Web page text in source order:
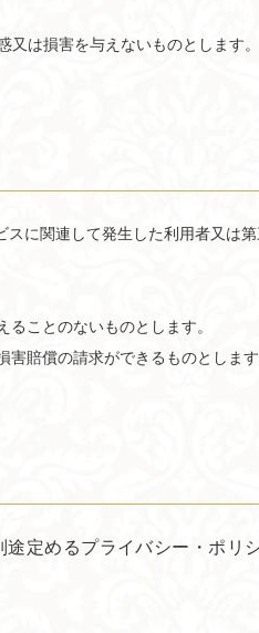
は損害を与えないものとします。
に関連して発生した利用者又は
ことのないものとします。
賠償の請求ができるものとします
定めるプライバシー・ポリ